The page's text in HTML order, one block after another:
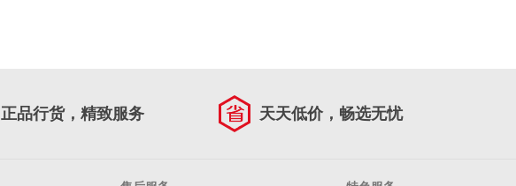
正品行货，精致服务 天天低价，畅选无忧